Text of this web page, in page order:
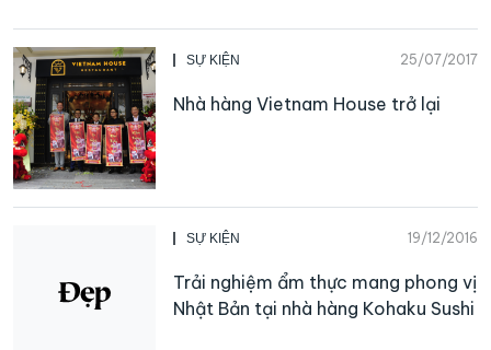
SỰ KIỆN 25/07/2017
Nhà hàng Vietnam House trở lại
SỰ KIỆN 19/12/2016
Trải nghiệm ẩm thực mang phong vị
Nhật Bản tại nhà hàng Kohaku Sushi